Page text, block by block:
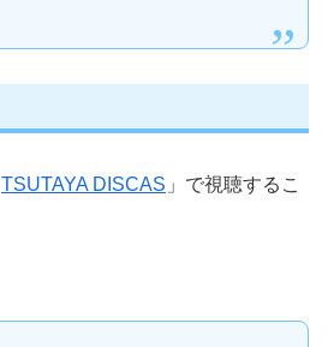
TSUTAYA DISCAS 」で視聴するこ